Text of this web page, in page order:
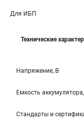
Для ИБП
Технические
Напряжение, В
Емкость
Стандарты и